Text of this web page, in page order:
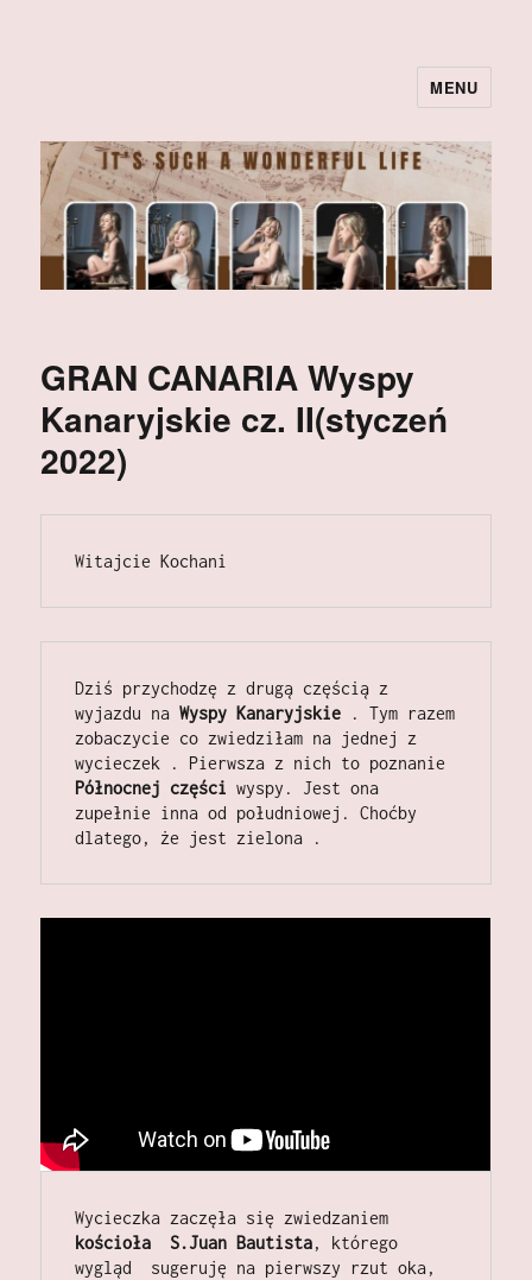
MENU
GRAN CANARIA Wyspy
Kanaryjskie cz. II(styczeń
2022)
Witajcie Kochani
Dziś przychodzę z drugą częścią z
wyjazdu na Wyspy Kanaryjskie . Tym razem
zobaczycie co zwiedziłam na jednej z
Północnej części wyspy. Jest ona
zupełnie inna od południowej. Choćby
dlatego, że jest zielona .
kościoła  S.Juan Bautista, którego
wygląd  sugeruję na pierwszy rzut oka,